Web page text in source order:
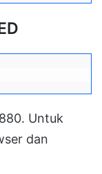
Untuk
dan